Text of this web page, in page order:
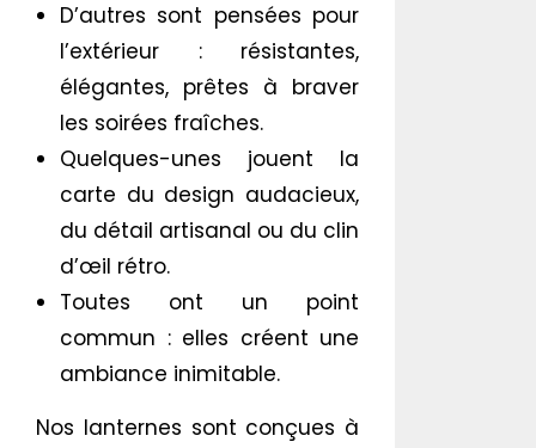
D’autres sont pensées pour
l’extérieur : résistantes,
élégantes, prêtes à braver
les soirées fraîches.
Quelques-unes jouent la
carte du design audacieux,
du détail artisanal ou du clin
d’œil rétro.
Toutes ont un point
commun : elles créent une
ambiance inimitable.
Nos lanternes sont conçues à